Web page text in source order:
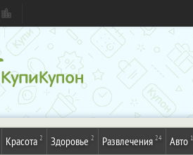
Красота 2 Здоровье 2 Развлечения 24 Авто 1